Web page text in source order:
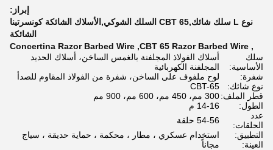
إبراز:
نوع L سلك شائك,CBT 65 السلك الشوكي,الأسلاك الشائكة كونسرتينا
الشائكة
,
CBT 65 Razor Barbed Wire
,
Concertina Razor Barbed Wire
سلك
الأساسية:
أسلاك الفولاذ المجلفنة بالغمس الساخن، أسلاك الحديد
المجلفنة الكهربائية
شفرة:
لوح ملفوف على الساخن، شفرة من الفولاذ المقاوم للصدأ
نوع شائك:
CBT-65
قطر الملف:300 مم، 450 مم، 600 مم، 900 مم
الطول:
14-16 م
عدد
الحلقات:
54-56 حلقة
التطبيق:
استخدام عسكري ، مطار ، محكمة ، حماية حديقة ، سياج
العينة:
مجاناً